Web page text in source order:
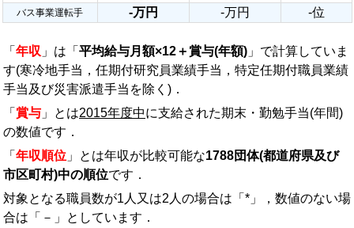
バス事業運転手 -万円 -万円 -位
「 年収 」は「 平均給与月額×12＋賞与(年額) 」で計算していま
す(寒冷地手当，任期付研究員業績手当，特定任期付職員業績
手当及び災害派遣手当を除く)．
「 賞与 」とは2015年度中に支給された期末・勤勉手当(年間)
の数値です．
「 年収順位 」とは年収が比較可能な1788団体(都道府県及び
市区町村)中の順位です．
対象となる職員数が1人又は2人の場合は「*」，数値のない場
合は「－」としています．